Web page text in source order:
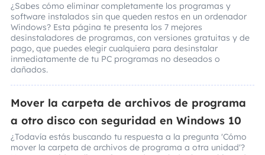
¿Sabes cómo eliminar completamente los programas y
software instalados sin que queden restos en un ordenador
Windows? Esta página te presenta los 7 mejores
desinstaladores de programas, con versiones gratuitas y de
pago, que puedes elegir cualquiera para desinstalar
inmediatamente de tu PC programas no deseados o
dañados.
Mover la carpeta de archivos de programa
a otro disco con seguridad en Windows 10
¿Todavía estás buscando tu respuesta a la pregunta 'Cómo
mover la carpeta de archivos de programa a otra unidad'?